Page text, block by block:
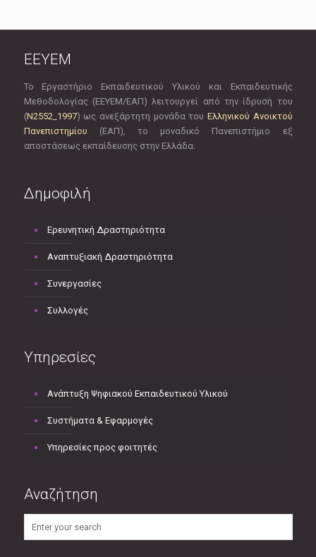
EEYEM
Το Εργαστήριο Εκπαιδευτικού Υλικού και Εκπαιδευτικής
Μεθοδολογίας (ΕΕΥΕΜ/ΕΑΠ) λειτουργεί από την ίδρυσή του
(Ν2552_1997) ως ανεξάρτητη μονάδα του Ελληνικού Ανοικτού
Πανεπιστημίου (ΕΑΠ), το μοναδικό Πανεπιστήμιο εξ
αποστάσεως εκπαίδευσης στην Ελλάδα.
Δημοφιλή
Ερευνητική Δραστηριότητα
Αναπτυξιακή Δραστηριότητα
Συνεργασίες
Συλλογές
Υπηρεσίες
Ανάπτυξη Ψηφιακού Εκπαιδευτικού Υλικού
Συστήματα & Εφαρμογές
Υπηρεσίες προς φοιτητές
Αναζήτηση